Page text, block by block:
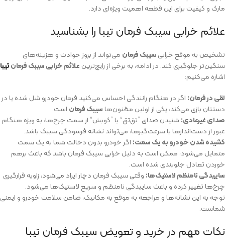
مارک و کیفیت برای این قطعه اهمیت ویژه‌ای دارد.
علائم خرابی سیبک فرمان تیبا را بشناسید
تشخیص به موقع خرابی سیبک فرمان می‌تواند از بروز حوادث و هزینه‌های
سنگین‌تر جلوگیری کند. در ادامه، به برخی از رایج‌ترین علائم خرابی سیبک فرمانتیبا
اشاره می‌کنیم:
لقی در فرمان: اگر در هنگام رانندگی احساس می‌کنید فرمان خودرو شل شده یا در
دستتان بازی می‌کند، یکی از اولین مظنون‌ها سیبک فرمان است.
صدای غیرعادی: شنیدن صدای “تق‌تق” یا “کوبش” از سمت چرخ‌ها، به ویژه هنگام
عبور از دست‌اندازها یا سرعت‌گیرها، می‌تواند نشانه فرسودگی سیبک باشد.
کشیده شدن خودرو به یک سمت: اگر خودرو بدون دخالت شما به یک سمت
متمایل می‌شود، ممکن است به دلیل خرابی سیبک فرمان باشد که باعث برهم
خوردن تعادل جلوبندی شده است.
ساییدگی نامنظم لاستیک‌ها: وقتی سیبک فرمان دچار ایراد می‌شود، زاویه قرارگیری
چرخ‌ها تغییر کرده و باعث ساییدگی نامنظم و سریع لاستیک‌ها می‌شود.
توجه به این نشانه‌ها و مراجعه به موقع به مکانیک، ضامن سلامت خودرو و ایمنی
شماست.
نکات مهم در خرید و تعویض سیبک فرمان تیبا